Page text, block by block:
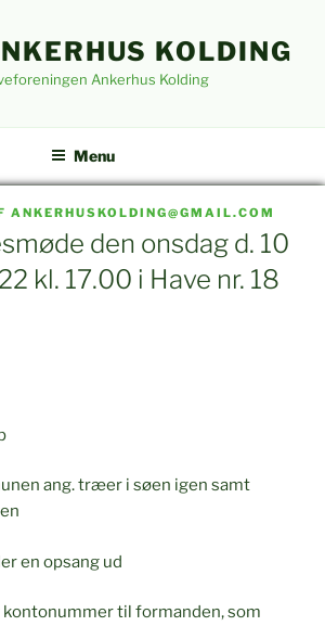
KOLDING
Ankerhus Kolding
Menu
ANKERHUSKOLDING@GMAIL.COM
den onsdag d. 10
kl. 17.00 i Have nr. 18
ang. træer i søen igen samt
en opsang ud
til formanden, som